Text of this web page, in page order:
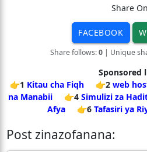
Share
FACEBOOK
Share follows:0| Unique
Sponsored
👉1 Kitau cha Fiqh 👉2 web
na Manabii
👉4 Simulizi za
Afya
👉6 Tafasiri ya
Post zinazofanana: